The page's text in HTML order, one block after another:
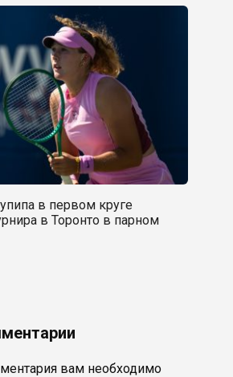
в первом круге
в Торонто в парном
вам необходимо